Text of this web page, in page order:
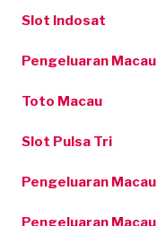
Slot Indosat
Pengeluaran Macau
Toto Macau
Slot Pulsa Tri
Pengeluaran Macau
Pengeluaran Macau